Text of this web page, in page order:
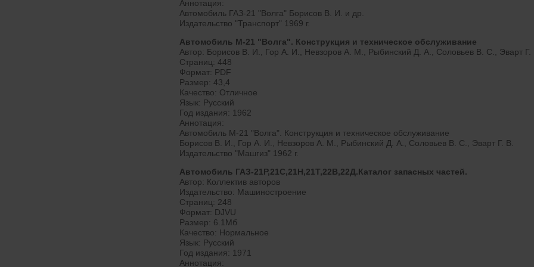
Аннотация:
Автомобиль ГАЗ-21 "Волга" Борисов В. И. и др.
Издательство "Транспорт" 1969 г.
Автомобиль М-21 "Волга". Конструкция и техническое обслуживание
Автор: Борисов В. И., Гор А. И., Невзоров А. М., Рыбинский Д. А., Соловьев В. С., Эварт Г.
Страниц: 448
Формат: PDF
Размер: 43,4
Качество: Отличное
Язык: Русский
Год издания: 1962
Аннотация:
Автомобиль М-21 "Волга". Конструкция и техническое обслуживание
Борисов В. И., Гор А. И., Невзоров А. М., Рыбинский Д. А., Соловьев В. С., Эварт Г. В.
Издательство "Машгиз" 1962 г.
Автомобиль ГАЗ-21Р,21С,21Н,21Т,22В,22Д.Каталог запасных частей.
Автор: Коллектив авторов
Издательство: Машиностроение
Страниц: 248
Формат: DJVU
Размер: 6.1Мб
Качество: Нормальное
Язык: Русский
Год издания: 1971
Аннотация: